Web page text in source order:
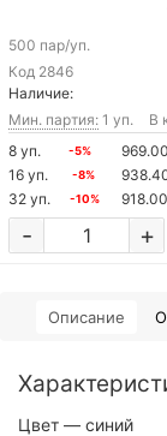
Код 2846
500 пар/уп.
Наличие:
Мин. партия: 1 уп.
В
8 уп.
-5%
16 уп.
-8%
32 уп.
-10%
+
-
Описание
Цвет — синий